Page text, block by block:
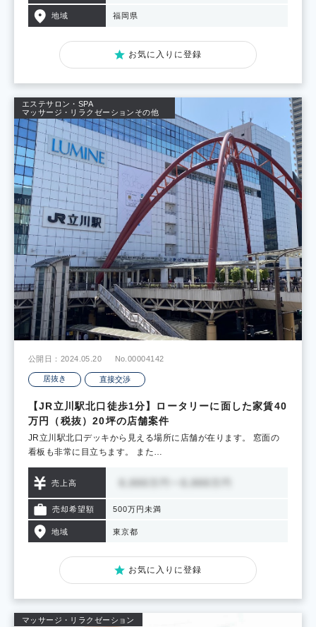
地域 福岡県
お気に入りに登録
エステサロン・SPA
マッサージ・リラクゼーション その他
公開日：2024.05.20 No.00004142
居抜き 直接交渉
【JR立川駅北口徒歩1分】ロータリーに面した家賃40
万円（税抜）20坪の店舗案件
JR立川駅北口デッキから見える場所に店舗が在ります。 窓面の
看板も非常に目立ちます。 また…
売上高
売却希望額 500万円未満
地域 東京都
お気に入りに登録
マッサージ・リラクゼーション